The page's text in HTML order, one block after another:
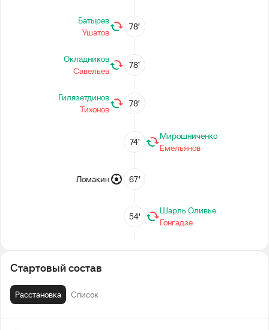
78’
Батырев
Ушатов
78’
Окладников
Савельев
78’
Гилязетдинов
Тихонов
74’
Мирошниченко
Емельянов
67’
Ломакин
54’
Шарль Оливье
Гонгадзе
Стартовый состав
Расстановка Список